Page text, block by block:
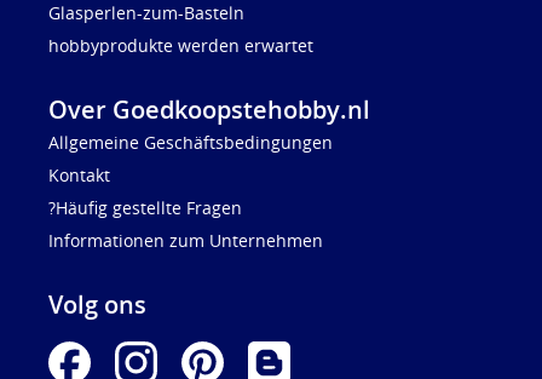
Glasperlen-zum-Basteln
hobbyprodukte werden erwartet
Over Goedkoopstehobby.nl
Allgemeine Geschäftsbedingungen
Kontakt
?Häufig gestellte Fragen
Informationen zum Unternehmen
Volg ons